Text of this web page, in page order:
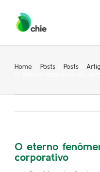
content
Inspiração
Contato
Home Posts Posts
O eterno
corporativo